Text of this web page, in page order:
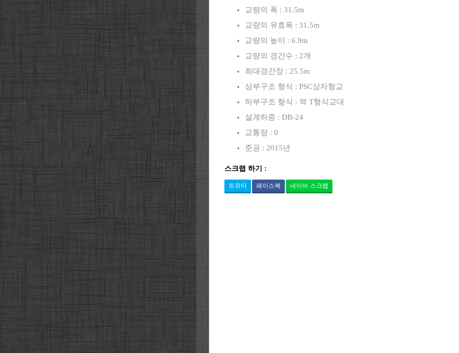
교량의 폭 : 31.5m
교량의 유효폭 : 31.5m
교량의 높이 : 6.9m
교량의 경간수 : 2개
최대경간장 : 25.5m
상부구조 형식 : PSC상자형교
하부구조 형식 : 역 T형식교대
설계하중 : DB-24
교통량 : 0
준공 : 2015년
스크랩 하기 :
트위터 페이스북 네이버 스크랩